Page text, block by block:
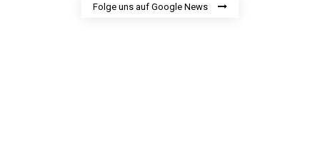
Folge uns auf Google News